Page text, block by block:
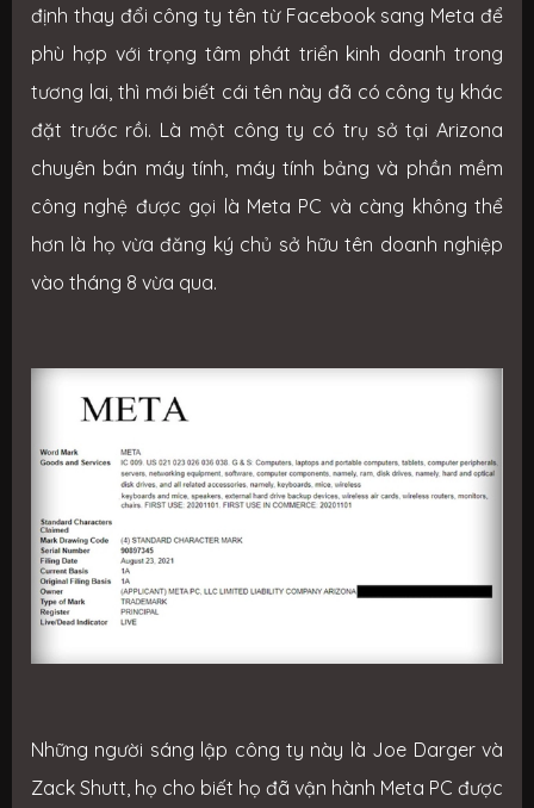
định thay đổi công ty tên từ Facebook sang Meta để
phù hợp với trọng tâm phát triển kinh doanh trong
tương lai, thì mới biết cái tên này đã có công ty khác
đặt trước rồi. Là một công ty có trụ sở tại Arizona
chuyên bán máy tính, máy tính bảng và phần mềm
công nghệ được gọi là Meta PC và càng không thể
hơn là họ vừa đăng ký chủ sở hữu tên doanh nghiệp
vào tháng 8 vừa qua.
Những người sáng lập công ty này là Joe Darger và
Zack Shutt, họ cho biết họ đã vận hành Meta PC được